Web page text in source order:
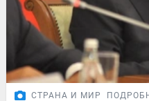
СТРАНА И МИР